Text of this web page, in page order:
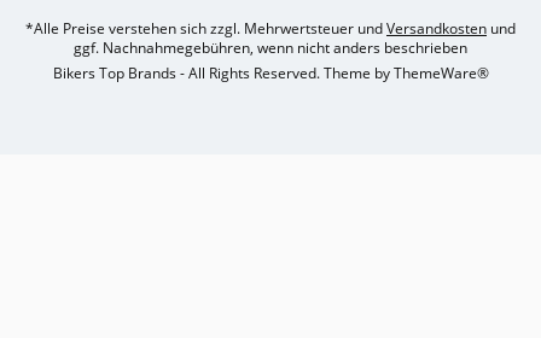
*Alle Preise verstehen sich zzgl. Mehrwertsteuer undVersandkosten und
ggf. Nachnahmegebühren, wenn nicht anders beschrieben
Bikers Top Brands - All Rights Reserved. Theme byThemeWare®